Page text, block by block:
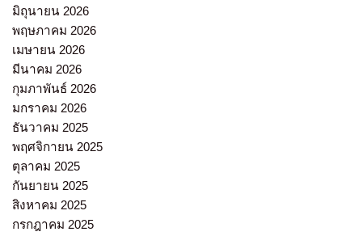
มิถุนายน 2026
พฤษภาคม 2026
เมษายน 2026
มีนาคม 2026
กุมภาพันธ์ 2026
มกราคม 2026
ธันวาคม 2025
พฤศจิกายน 2025
ตุลาคม 2025
กันยายน 2025
สิงหาคม 2025
กรกฎาคม 2025